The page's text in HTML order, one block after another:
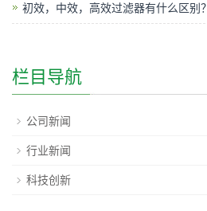
初效，中效，高效过滤器有什么区别？
栏目导航
公司新闻
行业新闻
科技创新